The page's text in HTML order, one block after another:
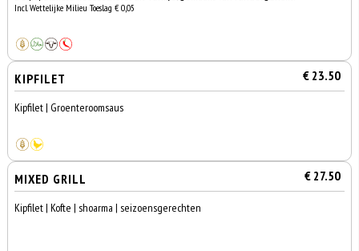
Incl. Wettelijke Milieu Toeslag € 0,05
KIPFILET € 23.50
Kipfilet | Groenteroomsaus
MIXED GRILL € 27.50
Kipfilet | Kofte | shoarma | seizoensgerechten